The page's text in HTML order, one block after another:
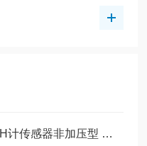
TOA DKK东亚电波5600-5F pH计传感器非加压型 美萨全系列代理